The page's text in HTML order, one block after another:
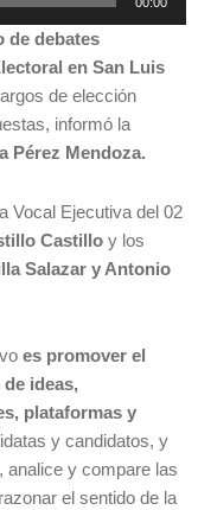
de debates
en San Luis
de elección
informó la
Pérez Mendoza.
Vocal Ejecutiva del 02
Castillo y los
Salazar y Antonio
es promover el
ideas,
plataformas y
y candidatos, y
analice y compare las
el sentido de la